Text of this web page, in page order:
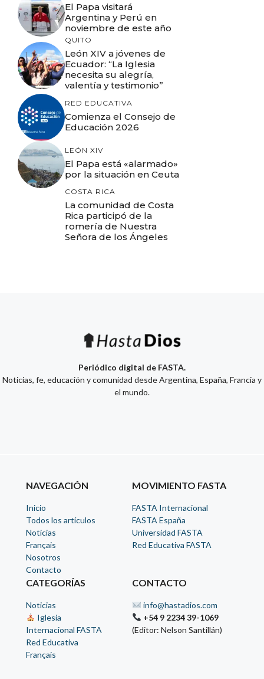
El Papa visitará
Argentina y Perú en
noviembre de este año
QUITO
León XIV a jóvenes de
Ecuador: “La Iglesia
necesita su alegría,
valentía y testimonio”
RED EDUCATIVA
Comienza el Consejo de
Educación 2026
LEÓN XIV
El Papa está «alarmado»
por la situación en Ceuta
COSTA RICA
La comunidad de Costa
Rica participó de la
romería de Nuestra
Señora de los Ángeles
Periódico digital de FASTA.
Noticias, fe, educación y comunidad desde Argentina, España, Francia y
el mundo.
NAVEGACIÓN
Inicio
Todos los artículos
Noticias
Français
Nosotros
Contacto
MOVIMIENTO FASTA
FASTA Internacional
FASTA España
Universidad FASTA
Red Educativa FASTA
CATEGORÍAS
Noticias
Iglesia
Internacional FASTA
Red Educativa
Français
CONTACTO
info@hastadios.com
+54 9 2234 39-1069
(Editor: Nelson Santillán)